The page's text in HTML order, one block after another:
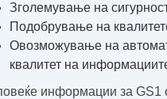
Зголемување на
Подобрување на
Овозможување на
квалитет на
информации за GS1